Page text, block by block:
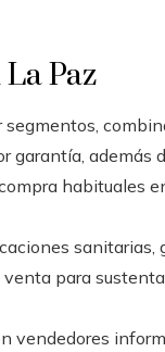
Paz
garantía, además
habituales
sanitarias,
para
vendedores